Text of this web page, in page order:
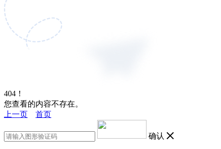
404！
您查看的内容不存在。
上一页
首页
确认